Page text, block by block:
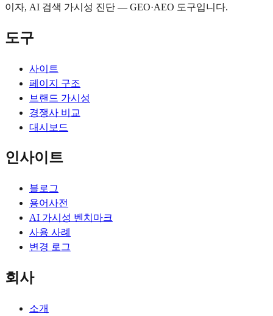
이자, AI 검색 가시성 진단 — GEO·AEO 도구입니다.
도구
사이트
페이지 구조
브랜드 가시성
경쟁사 비교
대시보드
인사이트
블로그
용어사전
AI 가시성 벤치마크
사용 사례
변경 로그
회사
소개